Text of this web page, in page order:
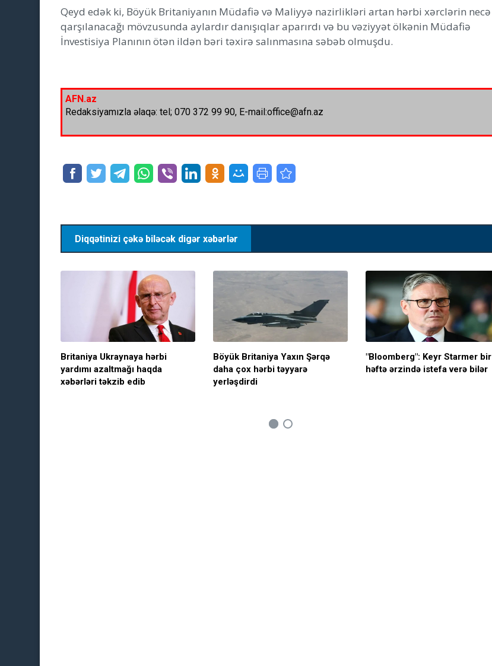
Qeyd edək ki, Böyük Britaniyanın Müdafiə və Maliyyə nazirlikləri artan hərbi xərclərin necə
qarşılanacağı mövzusunda aylardır danışıqlar aparırdı və bu vəziyyət ölkənin Müdafiə
İnvestisiya Planının ötən ildən bəri təxirə salınmasına səbəb olmuşdu.
AFN.az
Redaksiyamızla əlaqə: tel; 070 372 99 90, E-mail:office@afn.az
Diqqətinizi çəkə biləcək digər xəbərlər
Britaniya Ukraynaya hərbi
yardımı azaltmağı haqda
xəbərləri təkzib edib
Böyük Britaniya Yaxın Şərqə
daha çox hərbi təyyarə
yerləşdirdi
"Bloomberg": Keyr Starmer bir
həftə ərzində istefa verə bilər